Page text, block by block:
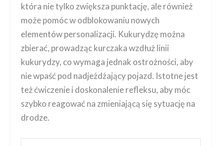
która nie tylko zwiększa punktację, ale również
może pomóc w odblokowaniu nowych
elementów personalizacji. Kukurydzę można
zbierać, prowadząc kurczaka wzdłuż linii
kukurydzy, co wymaga jednak ostrożności, aby
nie wpaść pod nadjeżdżający pojazd. Istotne jest
też ćwiczenie i doskonalenie refleksu, aby móc
szybko reagować na zmieniającą się sytuację na
drodze.